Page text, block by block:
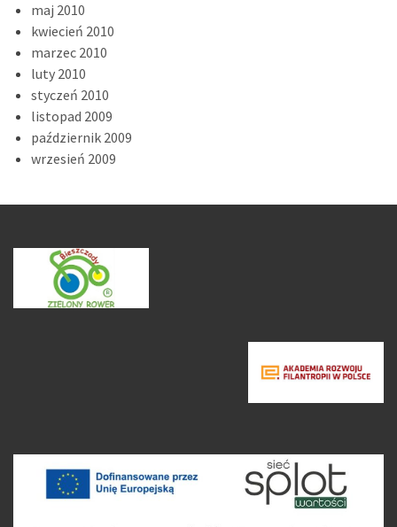
maj 2010
kwiecień 2010
marzec 2010
luty 2010
styczeń 2010
listopad 2009
październik 2009
wrzesień 2009